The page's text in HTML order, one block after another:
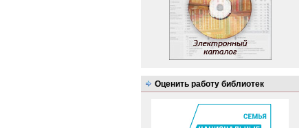
Оценить работу библиотек